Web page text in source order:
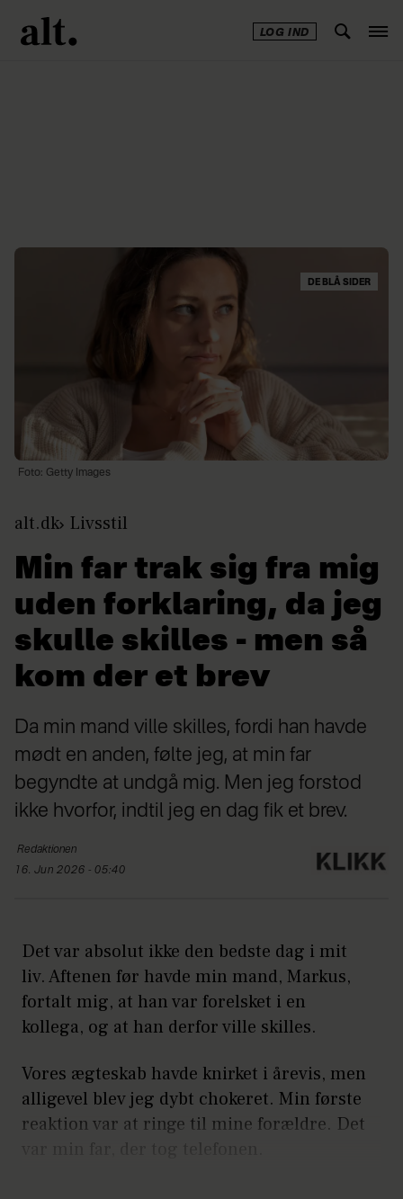
LOG IND
DE BLÅ SIDER
Foto: Getty Images
alt.dk Livsstil
Min far trak sig fra mig
uden forklaring, da jeg
skulle skilles - men så
kom der et brev
Da min mand ville skilles, fordi han havde
mødt en anden, følte jeg, at min far
begyndte at undgå mig. Men jeg forstod
ikke hvorfor, indtil jeg en dag fik et brev.
Redaktionen
16. Jun 2026 - 05:40
Det var absolut ikke den bedste dag i mit
liv. Aftenen før havde min mand, Markus,
fortalt mig, at han var forelsket i en
kollega, og at han derfor ville skilles.
Vores ægteskab havde knirket i årevis, men
alligevel blev jeg dybt chokeret. Min første
reaktion var at ringe til mine forældre. Det